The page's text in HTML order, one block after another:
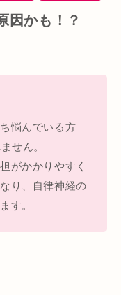
因かも！？
悩んでいる方
せん。
がかかりやすく
り、自律神経の
す。